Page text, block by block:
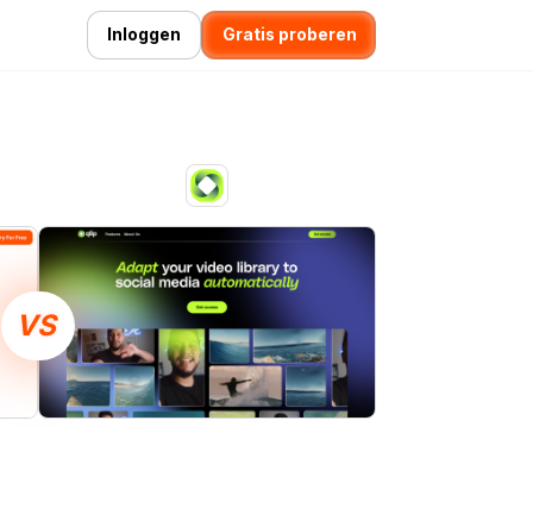
Inloggen Gratis proberen
VS